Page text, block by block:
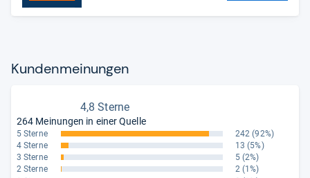
Kun­den­mei­nun­gen
4,8 Sterne
264 Meinungen in einer Quelle
5 Sterne 242 (92%)
4 Sterne
13 (5%)
3 Sterne
5 (2%)
2 Sterne
2 (1%)